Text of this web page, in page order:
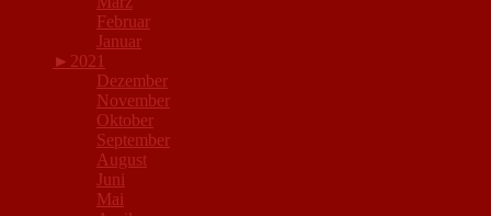
Februar
Januar
► 2021
Dezember
November
Oktober
September
August
Juni
Mai